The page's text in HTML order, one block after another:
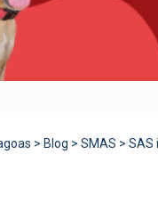
> Blog > SMAS > SAS